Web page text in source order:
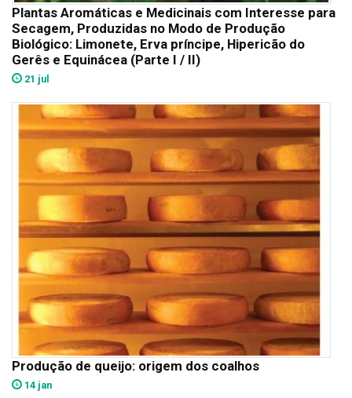
Plantas Aromáticas e Medicinais com Interesse para
Secagem, Produzidas no Modo de Produção
Biológico: Limonete, Erva príncipe, Hipericão do
Gerês e Equinácea (Parte I / II)
21 jul
Produção de queijo: origem dos coalhos
14 jan